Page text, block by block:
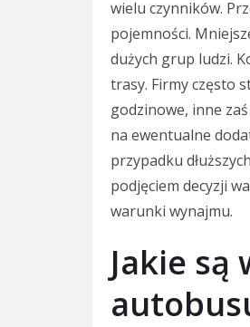
wielu czynników.
pojemności.
dużych grup ludzi.
trasy. Firmy często
godzinowe, inne
na ewentualne
przypadku
podjęciem decyzji
warunki wynajmu.
Jakie